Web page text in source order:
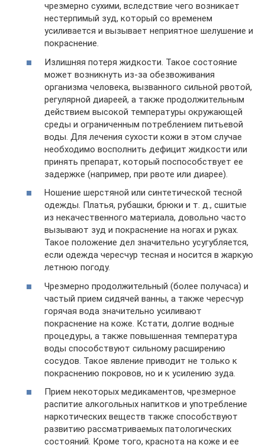
чрезмерно сухими, вследствие чего возникает
нестерпимый зуд, который со временем
усиливается и вызывает неприятное шелушение и
покраснение.
Излишняя потеря жидкости. Такое состояние
может возникнуть из-за обезвоживания
организма человека, вызванного сильной рвотой,
регулярной диареей, а также продолжительным
действием высокой температуры окружающей
среды и ограниченным потреблением питьевой
воды. Для лечения сухости кожи в этом случае
необходимо восполнить дефицит жидкости или
принять препарат, который поспособствует ее
задержке (например, при рвоте или диарее).
Ношение шерстяной или синтетической тесной
одежды. Платья, рубашки, брюки и т. д., сшитые
из некачественного материала, довольно часто
вызывают зуд и покраснение на ногах и руках.
Такое положение дел значительно усугубляется,
если одежда чересчур тесная и носится в жаркую
летнюю погоду.
Чрезмерно продолжительный (более получаса) и
частый прием сидячей ванны, а также чересчур
горячая вода значительно усиливают
покраснение на коже. Кстати, долгие водные
процедуры, а также повышенная температура
воды способствуют сильному расширению
сосудов. Такое явление приводит не только к
покраснению покровов, но и к усилению зуда.
Прием некоторых медикаментов, чрезмерное
распитие алкогольных напитков и употребление
наркотических веществ также способствуют
развитию рассматриваемых патологических
состояний. Кроме того, краснота на коже и ее